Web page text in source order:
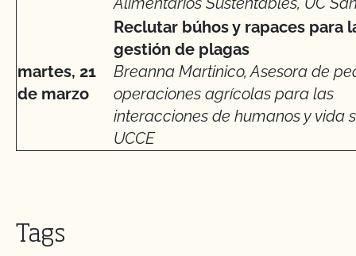
martes, 21
de marzo
Reclutar búhos y rapaces para
gestión de plagas
Breanna Martinico, Asesora de
operaciones agrícolas para las
interacciones de humanos y vida
UCCE
Tags